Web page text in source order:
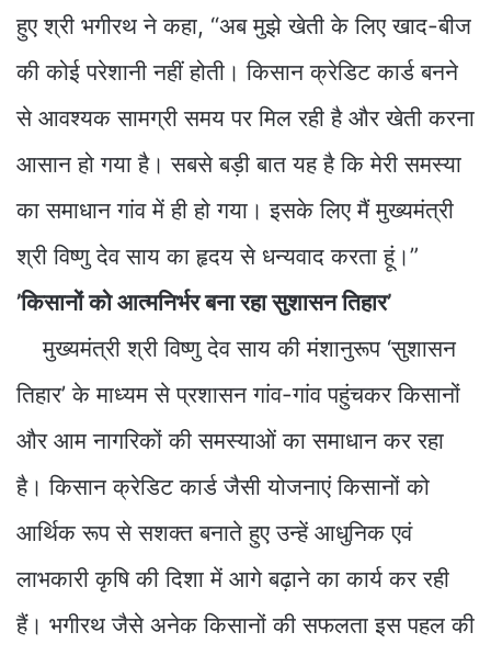
हुए श्री भगीरथ ने कहा, “अब मुझे खेती के लिए खाद-बीज
की कोई परेशानी नहीं होती। किसान क्रेडिट कार्ड बनने
से आवश्यक सामग्री समय पर मिल रही है और खेती करना
आसान हो गया है। सबसे बड़ी बात यह है कि मेरी समस्या
का समाधान गांव में ही हो गया। इसके लिए मैं मुख्यमंत्री
श्री विष्णु देव साय का हृदय से धन्यवाद करता हूं।”
’किसानों को आत्मनिर्भर बना रहा सुशासन तिहार’
मुख्यमंत्री श्री विष्णु देव साय की मंशानुरूप ‘सुशासन
तिहार’ के माध्यम से प्रशासन गांव-गांव पहुंचकर किसानों
और आम नागरिकों की समस्याओं का समाधान कर रहा
है। किसान क्रेडिट कार्ड जैसी योजनाएं किसानों को
आर्थिक रूप से सशक्त बनाते हुए उन्हें आधुनिक एवं
लाभकारी कृषि की दिशा में आगे बढ़ाने का कार्य कर रही
हैं। भगीरथ जैसे अनेक किसानों की सफलता इस पहल की